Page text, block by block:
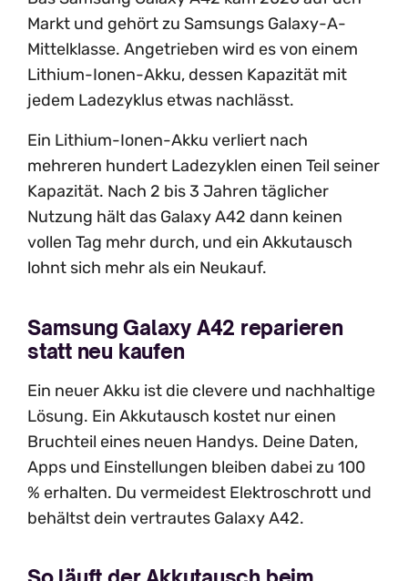
Markt und gehört zu Samsungs Galaxy-A-
Mittelklasse. Angetrieben wird es von einem
Lithium-Ionen-Akku, dessen Kapazität mit
jedem Ladezyklus etwas nachlässt.
Ein Lithium-Ionen-Akku verliert nach
mehreren hundert Ladezyklen einen Teil seiner
Kapazität. Nach 2 bis 3 Jahren täglicher
Nutzung hält das Galaxy A42 dann keinen
vollen Tag mehr durch, und ein Akkutausch
lohnt sich mehr als ein Neukauf.
Samsung Galaxy A42 reparieren
statt neu kaufen
Ein neuer Akku ist die clevere und nachhaltige
Lösung. Ein Akkutausch kostet nur einen
Bruchteil eines neuen Handys. Deine Daten,
Apps und Einstellungen bleiben dabei zu 100
% erhalten. Du vermeidest Elektroschrott und
behältst dein vertrautes Galaxy A42.